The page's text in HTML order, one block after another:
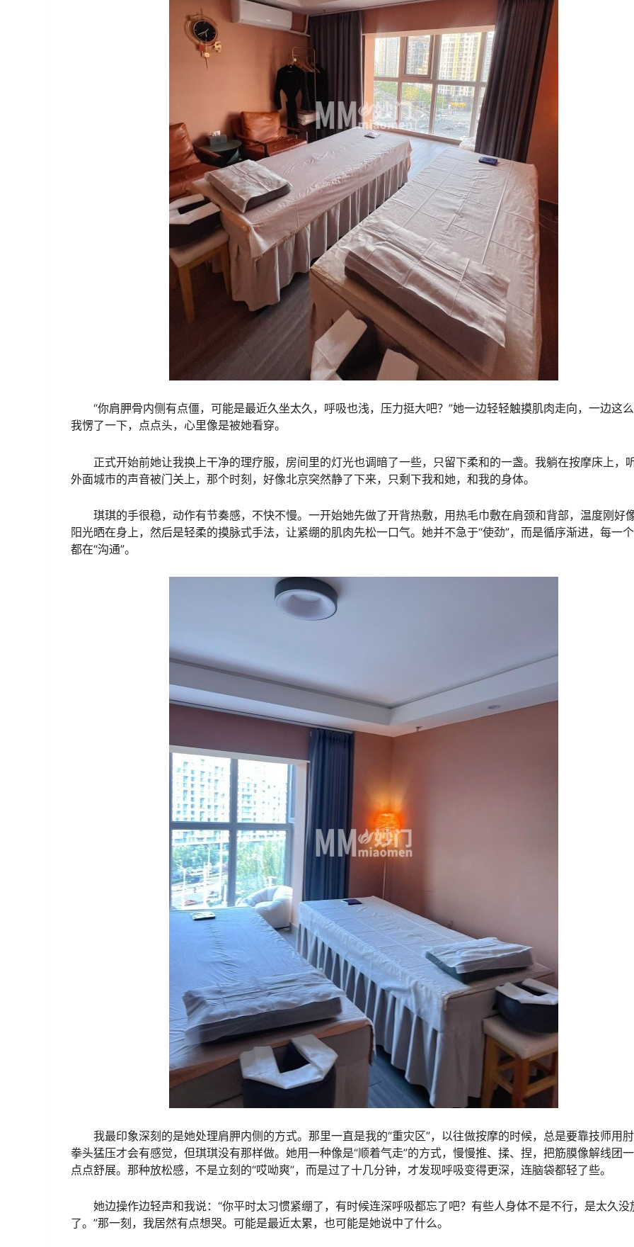
“你肩胛骨内侧有点僵，可能是最近久坐太久，呼吸也浅，压力挺大吧？”她一边轻轻触摸肌肉走向，一边这么
我愣了一下，点点头，心里像是被她看穿。
正式开始前她让我换上干净的理疗服，房间里的灯光也调暗了一些，只留下柔和的一盏。我躺在按摩床上，
外面城市的声音被门关上，那个时刻，好像北京突然静了下来，只剩下我和她，和我的身体。
琪琪的手很稳，动作有节奏感，不快不慢。一开始她先做了开背热敷，用热毛巾敷在肩颈和背部，温度刚好
阳光晒在身上，然后是轻柔的摸脉式手法，让紧绷的肌肉先松一口气。她并不急于“使劲”，而是循序渐进，每一
都在“沟通”。
我最印象深刻的是她处理肩胛内侧的方式。那里一直是我的“重灾区”，以往做按摩的时候，总是要靠技师用
拳头猛压才会有感觉，但琪琪没有那样做。她用一种像是“顺着气走”的方式，慢慢推、揉、捏，把筋膜像解线团
点点舒展。那种放松感，不是立刻的“哎呦爽”，而是过了十几分钟，才发现呼吸变得更深，连脑袋都轻了些。
她边操作边轻声和我说：“你平时太习惯紧绷了，有时候连深呼吸都忘了吧？有些人身体不是不行，是太久没
了。”那一刻，我居然有点想哭。可能是最近太累，也可能是她说中了什么。